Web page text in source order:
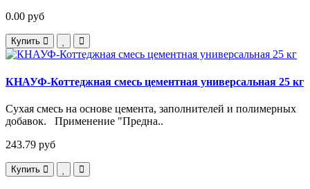
0.00 руб
Купить
КНАУФ-Коттеджная смесь цементная универсальная 25 кг
Сухая смесь на основе цемента, заполнителей и полимерных
добавок. Применение "Предна..
243.79 руб
Купить